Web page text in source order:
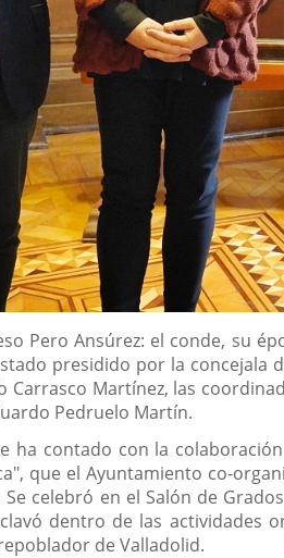
Pero Ansúrez: el conde, su
presidido por la
Carrasco Martínez, las
Pedruelo Martín.
ha contado con la
que el Ayuntamiento co-
celebró en el Salón de
dentro de las actividades
de Valladolid.